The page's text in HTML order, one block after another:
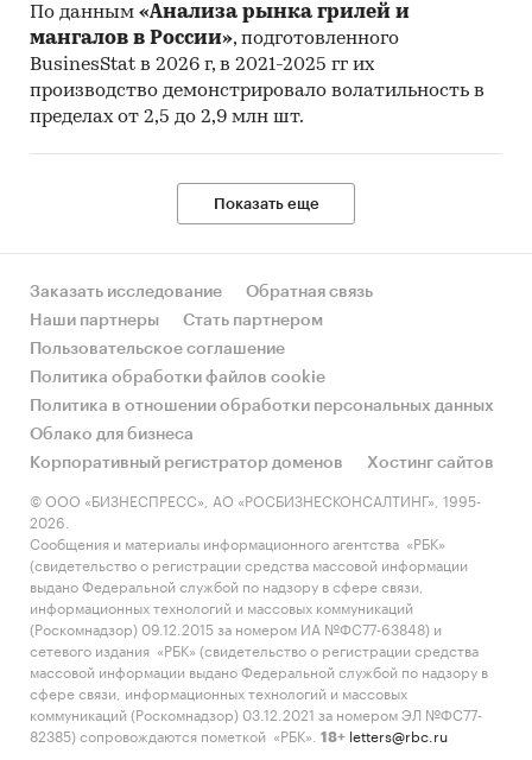
По данным «Анализа рынка грилей и
мангалов в России», подготовленного
BusinesStat в 2026 г, в 2021-2025 гг их
производство демонстрировало волатильность в
пределах от 2,5 до 2,9 млн шт.
Показать еще
Заказать исследование
Обратная связь
Наши партнеры
Стать партнером
Пользовательское соглашение
Политика обработки файлов cookie
Политика в отношении обработки персональных данных
Облако для бизнеса
Корпоративный регистратор доменов
Хостинг сайтов
© ООО «БИЗНЕСПРЕСС», АО «РОСБИЗНЕСКОНСАЛТИНГ», 1995-
2026.
Сообщения и материалы информационного агентства «РБК»
(свидетельство о регистрации средства массовой информации
выдано Федеральной службой по надзору в сфере связи,
информационных технологий и массовых коммуникаций
(Роскомнадзор) 09.12.2015 за номером ИА №ФС77-63848) и
сетевого издания «РБК» (свидетельство о регистрации средства
массовой информации выдано Федеральной службой по надзору в
сфере связи, информационных технологий и массовых
коммуникаций (Роскомнадзор) 03.12.2021 за номером ЭЛ №ФС77-
82385) сопровождаются пометкой «РБК».
18+ letters@rbc.ru